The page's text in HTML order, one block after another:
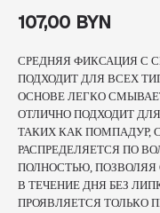
107,00 BYN
СРЕДНЯЯ ФИКСАЦИЯ С
ПОДХОДИТ ДЛЯ ВСЕХ
ОСНОВЕ ЛЕГКО
ОТЛИЧНО ПОДХОДИТ
ТАКИХ КАК ПОМПАДУР,
РАСПРЕДЕЛЯЕТСЯ ПО
ПОЛНОСТЬЮ, ПОЗВОЛЯЯ
В ТЕЧЕНИЕ ДНЯ БЕЗ
ПРОЯВЛЯЕТСЯ ТОЛЬКО